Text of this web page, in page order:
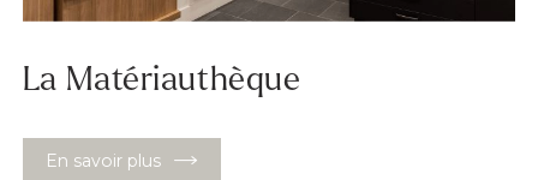
La Matériauthèque
En savoir plus